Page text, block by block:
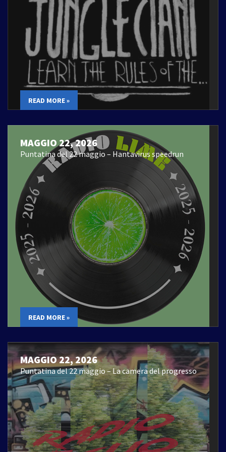
READ MORE »
MAGGIO 22, 2026
Puntatina del 22 maggio – Hantavirus speedrun
READ MORE »
MAGGIO 22, 2026
Puntatina del 22 maggio – La camera del progresso